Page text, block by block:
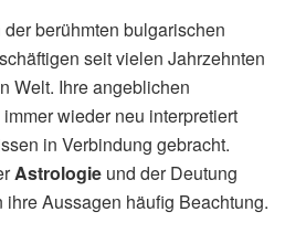
berühmten bulgarischen
seit vielen Jahrzehnten
Welt. Ihre angeblichen
wieder neu interpretiert
in Verbindung gebracht.
Astrologie und der Deutung
ihre Aussagen häufig Beachtung.